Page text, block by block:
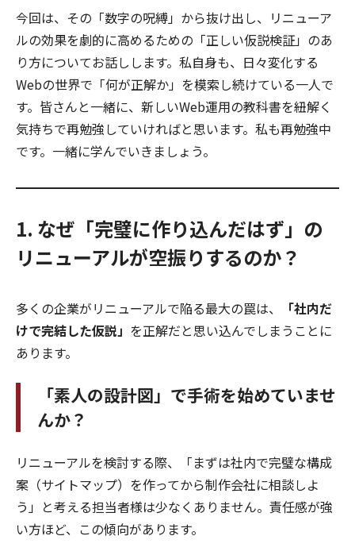
今回は、その「数字の呪縛」から抜け出し、リニューア
ルの効果を劇的に高めるための「正しい仮説検証」のあ
り方についてお話しします。私自身も、日々変化する
Webの世界で「何が正解か」を模索し続けている一人で
す。皆さんと一緒に、新しいWeb運用の教科書を紐解く
気持ちで再勉強していければと思います。私も再勉強中
です。一緒に学んでいきましょう。
1. なぜ「完璧に作り込んだはず」の
リニューアルが空振りするのか？
多くの企業がリニューアルで陥る最大の罠は、
「社内だ
けで完結した仮説」 を正解だと思い込んでしまうことに
あります。
「素人の設計図」で手術を始めていませ
んか？
リニューアルを検討する際、「まずは社内で完璧な構成
案（サイトマップ）を作ってから制作会社に相談しよ
う」と考える担当者様は少なくありません。責任感が強
い方ほど、この傾向があります。